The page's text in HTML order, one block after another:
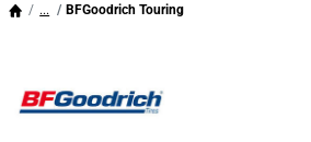
... BFGoodrich Touring